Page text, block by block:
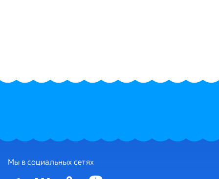
Мы в социальных сетях